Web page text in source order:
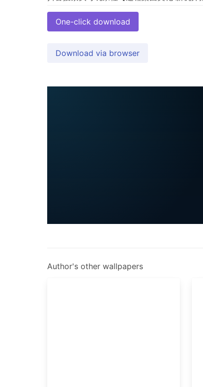
One-click download
Download via browser
Author's other wallpapers